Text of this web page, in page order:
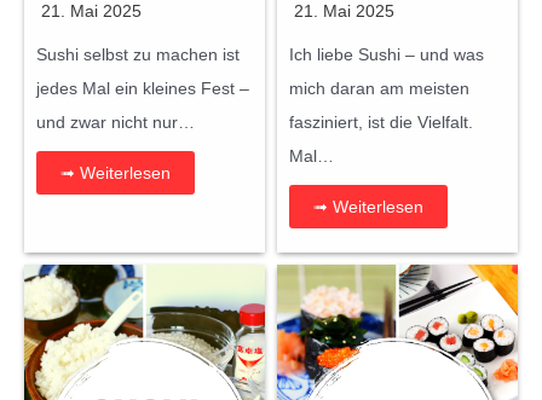
21. Mai 2025
Sushi selbst zu machen ist
jedes Mal ein kleines Fest –
und zwar nicht nur…
➟ Weiterlesen
21. Mai 2025
Ich liebe Sushi – und was
mich daran am meisten
fasziniert, ist die Vielfalt.
Mal…
➟ Weiterlesen